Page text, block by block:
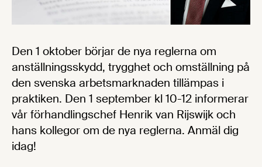
Den 1 oktober börjar de nya reglerna om
anställningsskydd, trygghet och omställning på
den svenska arbetsmarknaden tillämpas i
praktiken. Den 1 september kl 10-12 informerar
vår förhandlingschef Henrik van Rijswijk och
hans kollegor om de nya reglerna. Anmäl dig
idag!